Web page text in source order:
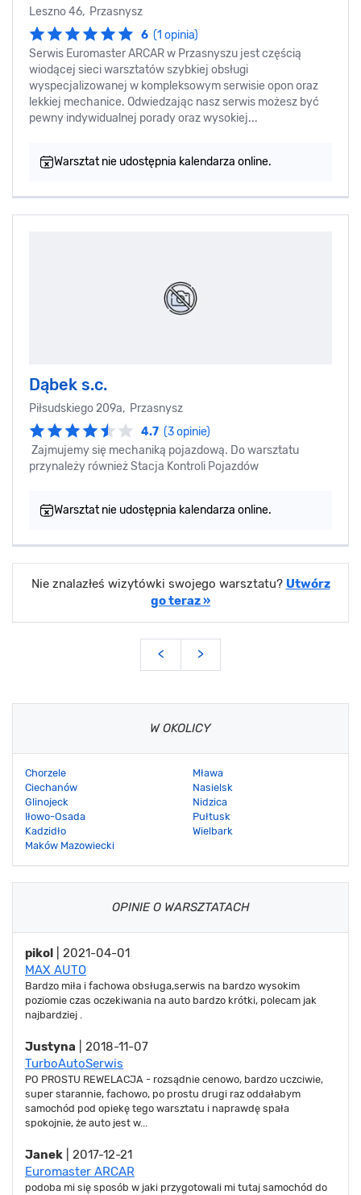
Leszno 46, Przasnysz
6 (1 opinia)
Serwis Euromaster ARCAR w Przasnyszu jest częścią
wiodącej sieci warsztatów szybkiej obsługi
wyspecjalizowanej w kompleksowym serwisie opon oraz
lekkiej mechanice. Odwiedzając nasz serwis możesz być
pewny indywidualnej porady oraz wysokiej...
Warsztat nie udostępnia kalendarza online.
Dąbek s.c.
Piłsudskiego 209a, Przasnysz
4.7 (3 opinie)
Zajmujemy się mechaniką pojazdową. Do warsztatu
przynależy również Stacja Kontroli Pojazdów
Warsztat nie udostępnia kalendarza online.
Nie znalazłeś wizytówki swojego warsztatu? Utwórz
go teraz »
< >
W OKOLICY
Chorzele
Ciechanów
Glinojeck
Iłowo-Osada
Kadzidło
Maków Mazowiecki
Mława
Nasielsk
Nidzica
Pułtusk
Wielbark
OPINIE O WARSZTATACH
pikol
| 2021-04-01
MAX AUTO
Bardzo miła i fachowa obsługa,serwis na bardzo wysokim
poziomie czas oczekiwania na auto bardzo krótki, polecam jak
najbardziej .
Justyna | 2018-11-07
TurboAutoSerwis
PO PROSTU REWELACJA - rozsądnie cenowo, bardzo uczciwie,
super starannie, fachowo, po prostu drugi raz oddałabym
samochód pod opiekę tego warsztatu i naprawdę spała
spokojnie, że auto jest w...
Janek | 2017-12-21
Euromaster ARCAR
podoba mi się sposób w jaki przygotowali mi tutaj samochód do